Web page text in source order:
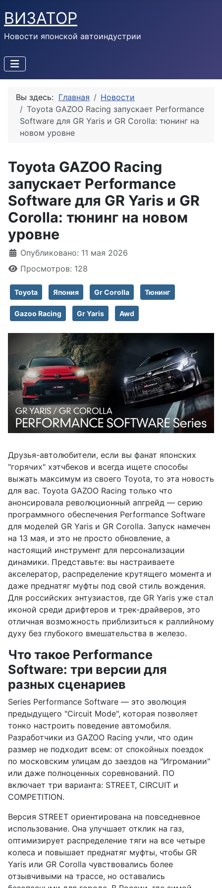
ВИЗАТОР
Новости японской автоиндустрии
Вы здесь: Главная
Новости
Toyota GAZOO Racing запускает Performance
Software для GR Yaris и GR Corolla: тюнинг на
новом уровне
Toyota GAZOO Racing
запускает Performance
Software для GR Yaris и GR
Corolla: тюнинг на новом
уровне
Информация о материале
Опубликовано: 11 мая 2026
Просмотров: 128
Toyota Япония Gr Corolla Тюнинг
Gazoo Racing Gr Yaris Awd
Друзья-автолюбители, если вы фанат японских
"горячих" хэтчбеков и всегда ищете способы
выжать максимум из своего Toyota, то эта новость
для вас. Toyota GAZOO Racing только что
анонсировала революционный апгрейд — серию
программного обеспечения Performance Software
для моделей GR Yaris и GR Corolla. Запуск намечен
на 13 мая, и это не просто обновление, а
настоящий инструмент для персонализации
динамики. Представьте: вы настраиваете
акселератор, распределение крутящего момента и
даже преднатяг муфты под свой стиль вождения.
Для российских энтузиастов, где GR Yaris уже стал
иконой среди дрифтеров и трек-драйверов, это
отличная возможность приблизиться к раллийному
духу без глубокого вмешательства в железо.
Что такое Performance
Software: три версии для
разных сценариев
Series Performance Software — это эволюция
предыдущего "Circuit Mode", которая позволяет
тонко настроить поведение автомобиля.
Разработчики из GAZOO Racing учли, что один
размер не подходит всем: от спокойных поездок
по московским улицам до заездов на "Игромании"
или даже полноценных соревнований. ПО
включает три варианта: STREET, CIRCUIT и
COMPETITION.
Версия STREET ориентирована на повседневное
использование. Она улучшает отклик на газ,
оптимизирует распределение тяги на все четыре
колеса и повышает преднатяг муфты, чтобы GR
Yaris или GR Corolla чувствовались более
отзывчивыми на трассе, но оставались